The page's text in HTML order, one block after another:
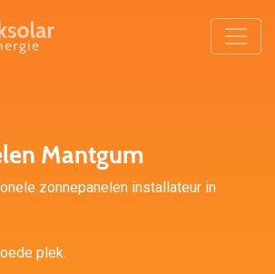
Mantgum
zonnepanelen installateur in
plek.